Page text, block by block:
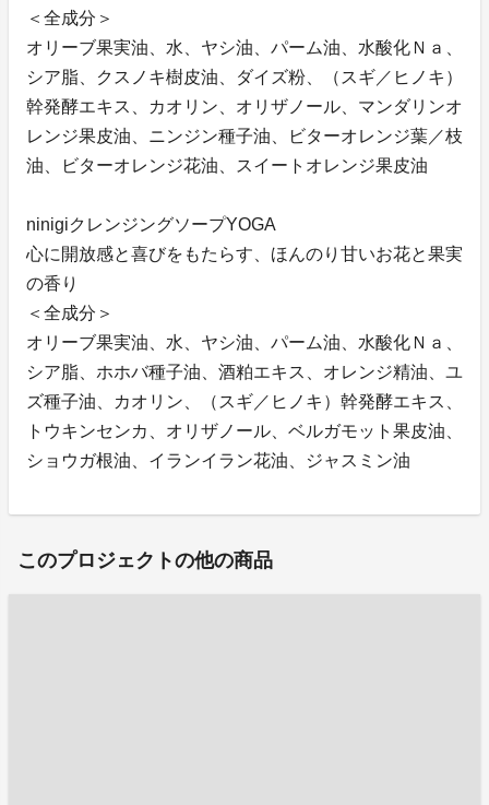
＜全成分＞
オリーブ果実油、水、ヤシ油、パーム油、水酸化Ｎａ、
シア脂、クスノキ樹皮油、ダイズ粉、（スギ／ヒノキ）
幹発酵エキス、カオリン、オリザノール、マンダリンオ
レンジ果皮油、ニンジン種子油、ビターオレンジ葉／枝
油、ビターオレンジ花油、スイートオレンジ果皮油
ninigiクレンジングソープYOGA
心に開放感と喜びをもたらす、ほんのり甘いお花と果実
の香り
＜全成分＞
オリーブ果実油、水、ヤシ油、パーム油、水酸化Ｎａ、
シア脂、ホホバ種子油、酒粕エキス、オレンジ精油、ユ
ズ種子油、カオリン、（スギ／ヒノキ）幹発酵エキス、
トウキンセンカ、オリザノール、ベルガモット果皮油、
ショウガ根油、イランイラン花油、ジャスミン油
このプロジェクトの他の商品